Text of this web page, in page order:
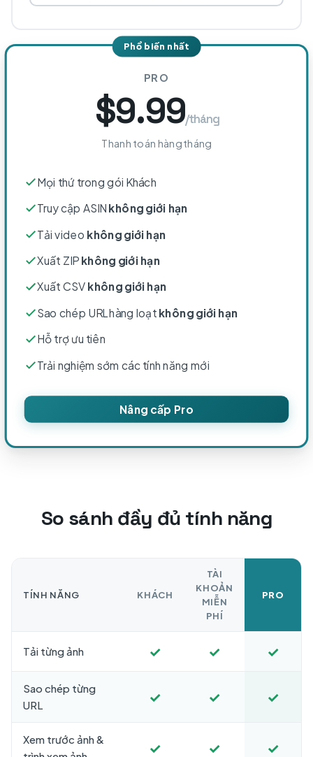
Phổ biến nhất
PRO
$9.99/tháng
Thanh toán hàng tháng
Mọi thứ trong gói Khách
Truy cập ASIN không giới hạn
Tải video không giới hạn
Xuất ZIP không giới hạn
Xuất CSV không giới hạn
Sao chép URL hàng loạt không giới hạn
Hỗ trợ ưu tiên
Trải nghiệm sớm các tính năng mới
Nâng cấp Pro
So sánh đầy đủ tính năng
TÍNH NĂNG KHÁCH
TÀI
KHOẢN
MIỄN
PHÍ
PRO
Tải từng ảnh ✓ ✓ ✓
Sao chép từng
URL
✓ ✓ ✓
Xem trước ảnh &
✓ ✓ ✓